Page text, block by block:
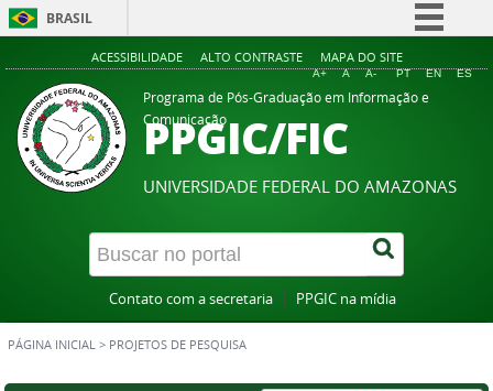
BRASIL
Simplifique!
Comunica BR
Participe
Acesso à informação
Legislação
Canais
ACESSIBILIDADE ALTO CONTRASTE MAPA DO SITE
A+ A A- PT EN ES
Programa de Pós-Graduação em Informação e
Comunicação
PPGIC/FIC
UNIVERSIDADE FEDERAL DO AMAZONAS
Contato com a secretaria PPGIC na mídia
PÁGINA INICIAL > PROJETOS DE PESQUISA